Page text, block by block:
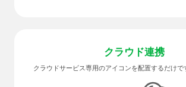
クラウド連携
クラウドサービス専用のアイコンを配置するだけで